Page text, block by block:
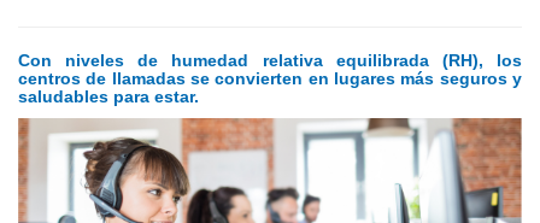
Con niveles de humedad relativa equilibrada (RH), los
centros de llamadas se convierten en lugares más seguros y
saludables para estar.